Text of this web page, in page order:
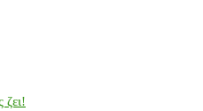
ζει!